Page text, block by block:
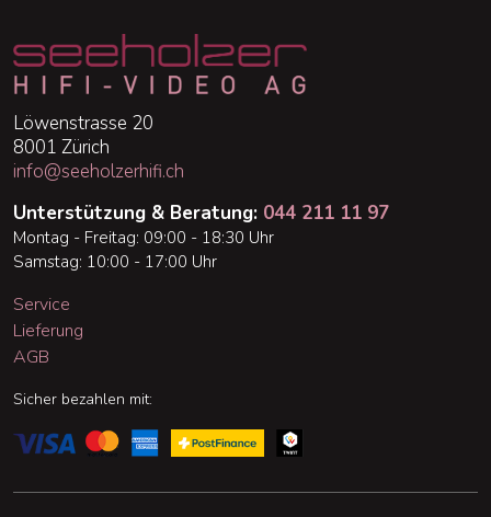
Löwenstrasse 20
8001 Zürich
info@seeholzerhifi.ch
Unterstützung & Beratung: 044 211 11 97
Montag - Freitag: 09:00 - 18:30 Uhr
Samstag: 10:00 - 17:00 Uhr
Service
Lieferung
AGB
Sicher bezahlen mit: